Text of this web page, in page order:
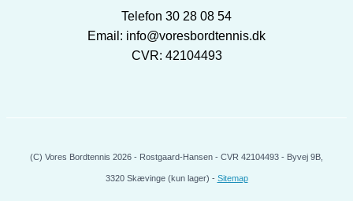
Telefon 30 28 08 54
Email: info@voresbordtennis.dk
CVR: 42104493
(C) Vores Bordtennis 2026 - Rostgaard-Hansen - CVR 42104493 - Byvej 9B,
3320 Skævinge (kun lager) - Sitemap